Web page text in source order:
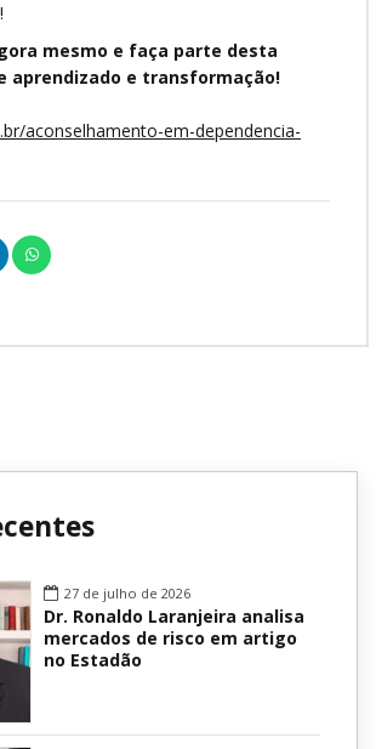
mesmo e faça parte desta
aprendizado e transformação!
aconselhamento-em-dependencia-
27 de julho de 2026
Dr. Ronaldo Laranjeira analisa
mercados de risco em artigo
no Estadão